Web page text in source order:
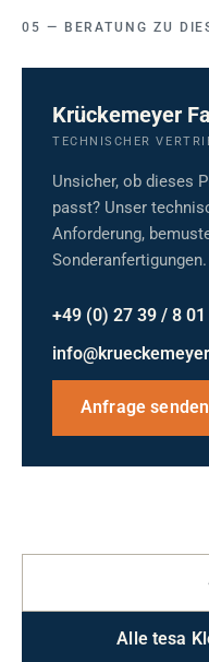
BERATUNG ZU
Krückemeyer
TECHNISCHER
Unsicher, ob dieses
passt? Unser
Anforderung,
Sonderanfertigungen.
+49 (0) 27 39 / 8 01
Anfrage senden
Alle tesa